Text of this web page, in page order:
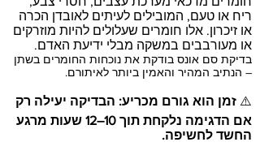
ריח או טעם, המובילים לעיתים לאובדן הכרה
או זיכרון. אלו חומרים שעלולים להיות מוזרקים
או מעורבבים במשקה מבלי ידיעת האדם.
בדיקת סם אונס בודקת את נוכחות החומרים בשתן
– הנתיב המהיר והאמין ביותר לאיתורם.
⚠️ זמן הוא גורם מכריע: הבדיקה יעילה רק
אם הדגימה נלקחת תוך 10–12 שעות מרגע
החשד לחשיפה.